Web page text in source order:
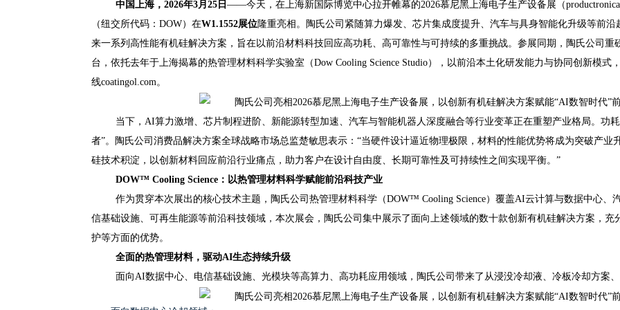
中国上海， 2026年3月 25 日 ——今天，在上海新国际博览中心拉开帷幕的2026慕尼黑上海电子生产设备展（
（纽交所代码：DOW）在W1.1552展位隆重亮相。陶氏公司紧随算力爆发、芯片集成度提升、汽车与具身智能化升级等前
来一系列高性能有机硅解决方案，旨在以前沿材料科技回应高功耗、高可靠性与可持续的多重挑战。参展同期，陶氏公司重
台，依托去年于上海揭幕的热管理材料科学实验室（Dow Cooling Science Studio），以前沿本土化研发能力与协同创新模
线coatingol.com。
当下，AI算力激增、芯片制程进阶、新能源转型加速、汽车与智能机器人深度融合等行业变革正在重塑产业格局。功
者”。陶氏公司消费品解决方案全球战略市场总监楚敏思表示：“当硬件设计逼近物理极限，材料的性能优势将成为突破产
硅技术积淀，以创新材料回应前沿行业痛点，助力客户在设计自由度、长期可靠性及可持续性之间实现平衡。”
DOW™ Cooling Science ：以热管理材料科学赋能前沿科技产业
作为贯穿本次展出的核心技术主题，陶氏公司热管理材料科学（DOW™ Cooling Science）覆盖AI云计算与数据中心、
信基础设施、可再生能源等前沿科技领域，本次展会，陶氏公司集中展示了面向上述领域的数十款创新有机硅解决方案，
护等方面的优势。
全面的热管理材料，驱动AI生态持续升级
面向AI数据中心、电信基础设施、光模块等高算力、高功耗应用领域，陶氏公司带来了从浸没冷却液、冷板冷却方案